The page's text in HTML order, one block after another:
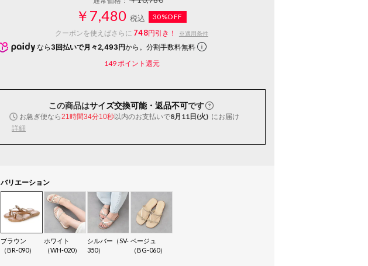
￥7,480 税込
30%OFF
クーポンを使えばさらに 748円引き！ ※適用条件
なら 3回払いで月々2,493円から。分割手数料無料
149ポイント還元
この商品はサイズ交換可能・返品不可です
お急ぎ便なら21時間34分09秒以内のお支払いで8月11日(火) にお届け
詳細
バリエーション
ブラウン
（BR-090）
ホワイト
（WH-020）
シルバー（SV-
350）
ベージュ
（BG-060）